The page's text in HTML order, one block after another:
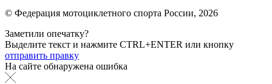
© Федерация мотоциклетного спорта России, 2026
Заметили опечатку?
Выделите текст и нажмите CTRL+ENTER или кнопку
отправить правку
На сайте обнаружена ошибка